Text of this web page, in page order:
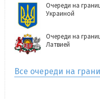
Очереди на
Украиной
Очереди на
Латвией
Все очереди на